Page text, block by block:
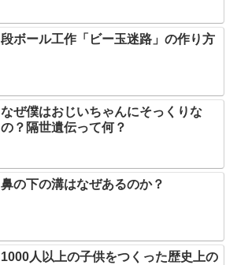
段ボール工作「ビー玉迷路」の作り方
なぜ僕はおじいちゃんにそっくりな
の？隔世遺伝って何？
鼻の下の溝はなぜあるのか？
1000人以上の子供をつくった歴史上の